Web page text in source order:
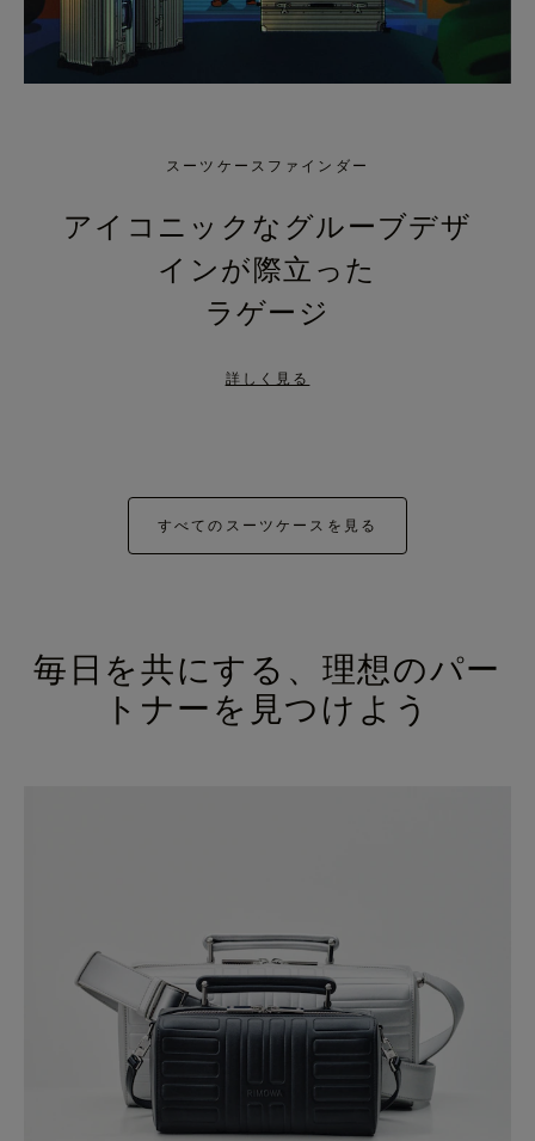
スーツケースファインダー
アイコニックなグルーブデザ
インが際立った
ラゲージ
詳しく見る
すべてのスーツケースを見る
毎日を共にする、理想のパー
トナーを見つけよう